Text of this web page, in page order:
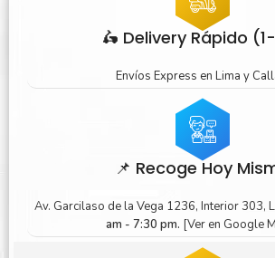
🛵 Delivery Rápido
Envíos Express en Lima y
📌 Recoge Hoy
Av. Garcilaso de la Vega 1236, Interior 303,
am - 7:30 pm. [Ver en Google